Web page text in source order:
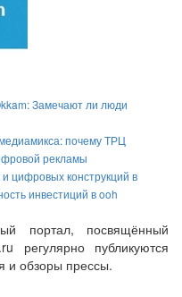
Замечают ли люди
почему ТРЦ
рекламы
цифровых конструкций в
инвестиций в ooh
портал, посвящённый
регулярно публикуются
и обзоры прессы.